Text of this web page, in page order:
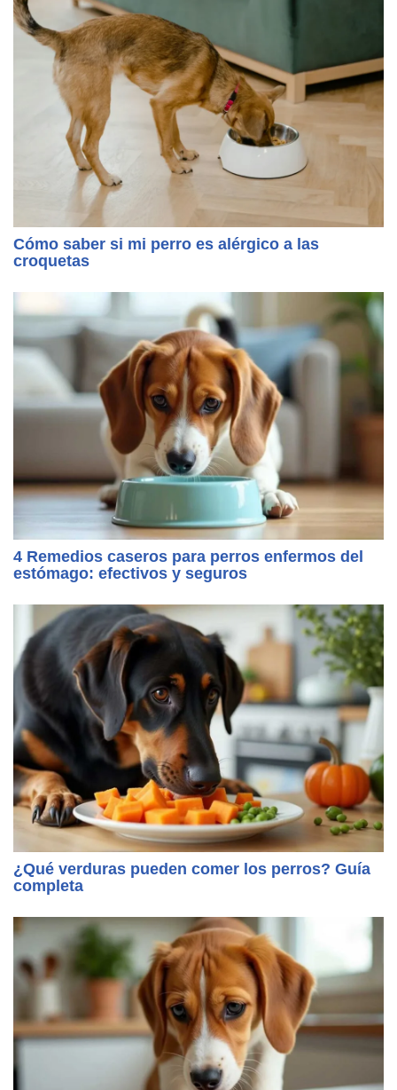
Cómo saber si mi perro es alérgico a las
croquetas
4 Remedios caseros para perros enfermos del
estómago: efectivos y seguros
¿Qué verduras pueden comer los perros? Guía
completa